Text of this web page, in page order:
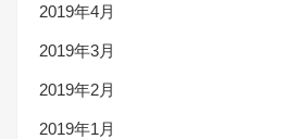
2019年4月
2019年3月
2019年2月
2019年1月